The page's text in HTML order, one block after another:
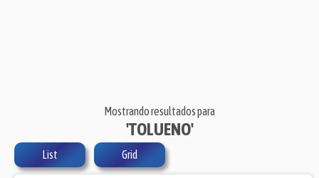
Mostrando resultados para
'TOLUENO'
List Grid